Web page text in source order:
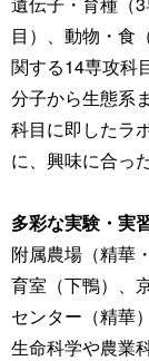
目）、動物・食
関する14専攻科
分子から生態系
科目に即したラ
に、興味に合っ
多彩な実験・実
附属農場（精華
育室（下鴨）、
センター（精華
生命科学や農業